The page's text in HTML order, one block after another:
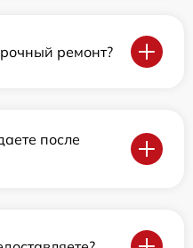
ремонт?
после